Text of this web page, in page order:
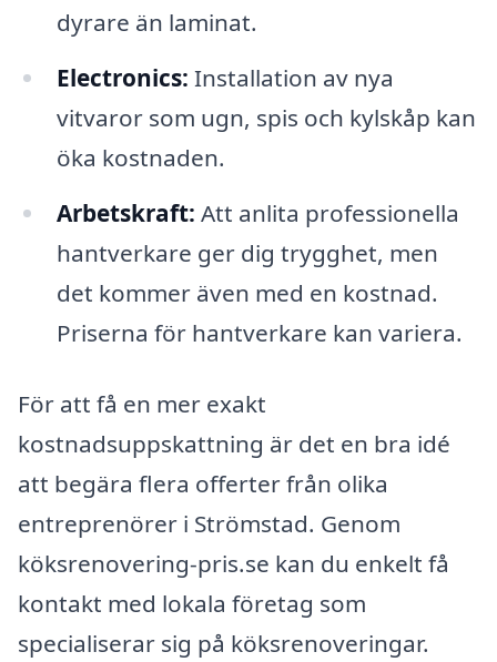
dyrare än laminat.
Electronics: Installation av nya
vitvaror som ugn, spis och kylskåp kan
öka kostnaden.
Arbetskraft: Att anlita professionella
hantverkare ger dig trygghet, men
det kommer även med en kostnad.
Priserna för hantverkare kan variera.
För att få en mer exakt
kostnadsuppskattning är det en bra idé
att begära flera offerter från olika
entreprenörer i Strömstad. Genom
köksrenovering-pris.se kan du enkelt få
kontakt med lokala företag som
specialiserar sig på köksrenoveringar.